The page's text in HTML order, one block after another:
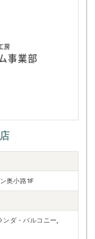
奥小路1F
ンダ・バルコニー,